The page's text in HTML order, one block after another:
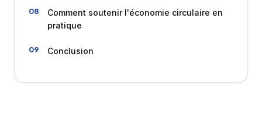
Comment soutenir l'économie circulaire en
pratique
Conclusion